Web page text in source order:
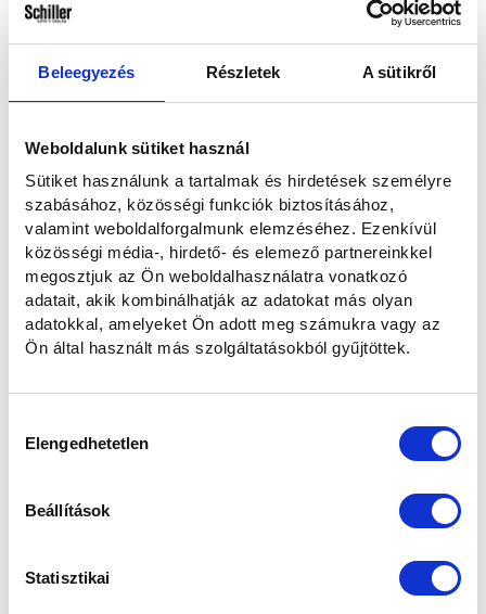
Beleegyezés Részletek A sütikről
Weboldalunk sütiket használ
Sütiket használunk a tartalmak és hirdetések személyre
szabásához, közösségi funkciók biztosításához,
valamint weboldalforgalmunk elemzéséhez. Ezenkívül
közösségi média-, hirdető- és elemező partnereinkkel
megosztjuk az Ön weboldalhasználatra vonatkozó
adatait, akik kombinálhatják az adatokat más olyan
adatokkal, amelyeket Ön adott meg számukra vagy az
Ön által használt más szolgáltatásokból gyűjtöttek.
kiválasztása
Elengedhetetlen
Beállítások
Statisztikai
Lexus NX 450h+